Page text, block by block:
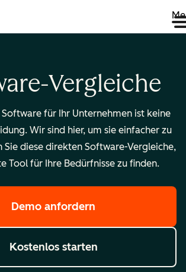
Vergleiche
Software für Ihr Unternehmen ist keine
Wir sind hier, um sie einfacher zu
Sie diese direkten Software-Vergleiche,
Tool für Ihre Bedürfnisse zu finden.
Demo anfordern
Kostenlos starten